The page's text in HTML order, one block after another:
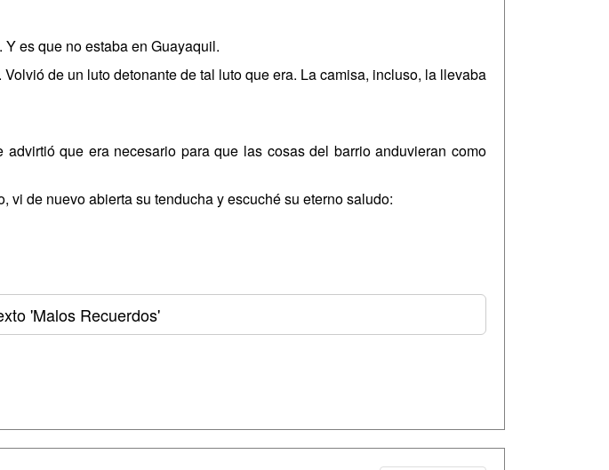
es que no estaba en Guayaquil.
de un luto detonante de tal luto que era. La camisa, incluso, la llevaba
que era necesario para que las cosas del barrio anduvieran como
vi de nuevo abierta su tenducha y escuché su eterno saludo:
'Malos Recuerdos'